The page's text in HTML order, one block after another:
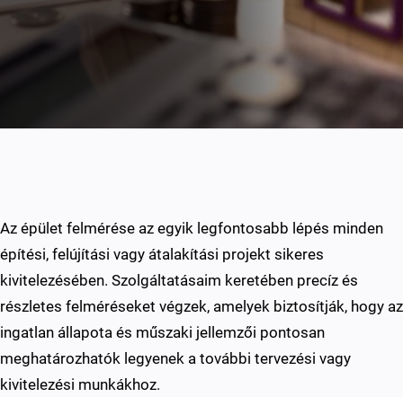
Az épület felmérése az egyik legfontosabb lépés minden
építési, felújítási vagy átalakítási projekt sikeres
kivitelezésében. Szolgáltatásaim keretében precíz és
részletes felméréseket végzek, amelyek biztosítják, hogy az
ingatlan állapota és műszaki jellemzői pontosan
meghatározhatók legyenek a további tervezési vagy
kivitelezési munkákhoz.